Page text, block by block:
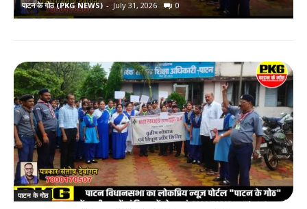
पाटन के गोठ (PKG NEWS) - July 31, 2026 0
पाटन के गोठ